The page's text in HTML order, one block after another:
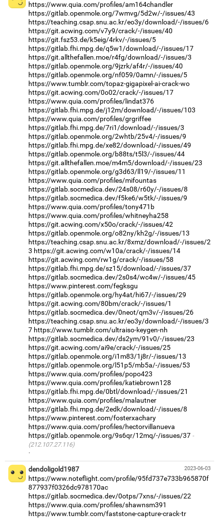
https://www.quia.com/profiles/am164chandler
https://gitlab.openmole.org/7wmvg/5d2w/-/issues/43
https://teaching.csap.snu.ac.kr/eo3y/download/-/issues/6
https://git.acwing.com/v7y9/crack/-/issues/40
https://git.fsz53.de/k5eig/4rkv/-/issues/5
https://gitlab.fhi.mpg.de/q5w1/download/-/issues/17
https://git.allthefallen.moe/r4fg/download/-/issues/3
https://gitlab.openmole.org/9jzrk/af4r/-/issues/40
https://gitlab.openmole.org/nf059/0amn/-/issues/5
https://www.tumblr.com/topaz-gigapixel-ai-crack-wo
https://git.acwing.com/0o02/crack/-/issues/17
https://www.quia.com/profiles/lindat376
https://gitlab.fhi.mpg.de/j12m/download/-/issues/103
https://www.quia.com/profiles/grgriffee
https://gitlab.fhi.mpg.de/7ri1/download/-/issues/3
https://gitlab.openmole.org/2whtb/25v4/-/issues/9
https://gitlab.fhi.mpg.de/xe82/download/-/issues/49
https://gitlab.openmole.org/b88ts/t5l3/-/issues/44
https://git.allthefallen.moe/m4m5/download/-/issues/23
https://gitlab.openmole.org/g3d63/ll19/-/issues/11
https://www.quia.com/profiles/mifountas
https://gitlab.socmedica.dev/24s08/r60y/-/issues/8
https://gitlab.socmedica.dev/f5ke6/w5tk/-/issues/9
https://www.quia.com/profiles/tony471b
https://www.quia.com/profiles/whitneyha258
https://git.acwing.com/x50o/crack/-/issues/42
https://gitlab.openmole.org/o82ny/kh2g/-/issues/13
https://teaching.csap.snu.ac.kr/8xmz/download/-/issues/2
3 https://git.acwing.com/w10a/crack/-/issues/14
https://git.acwing.com/rw1g/crack/-/issues/58
https://gitlab.fhi.mpg.de/sz15/download/-/issues/37
https://gitlab.socmedica.dev/2s0s4/wc4w/-/issues/45
https://www.pinterest.com/fegksgu
https://gitlab.openmole.org/hy4at/hi67/-/issues/29
https://git.acwing.com/80bm/crack/-/issues/1
https://gitlab.socmedica.dev/0neot/qm3v/-/issues/26
https://teaching.csap.snu.ac.kr/eo3y/download/-/issues/3
7 https://www.tumblr.com/ultraiso-keygen-nh
https://gitlab.socmedica.dev/ds2ym/91v0/-/issues/23
https://git.acwing.com/ai9e/crack/-/issues/25
https://gitlab.openmole.org/i1m83/1j8r/-/issues/13
https://gitlab.openmole.org/l51p5/mb5a/-/issues/53
https://www.quia.com/profiles/popo423
https://www.quia.com/profiles/katiebrown128
https://gitlab.fhi.mpg.de/0btl/download/-/issues/21
https://www.quia.com/profiles/malautner
https://gitlab.fhi.mpg.de/2edk/download/-/issues/8
https://www.pinterest.com/fosterxachary
https://www.quia.com/profiles/hectorvillanueva
https://gitlab.openmole.org/9s6qr/12mq/-/issues/37
(212.107.27.116)
·
2023-06-03
dendoligold1987
https://www.noteflight.com/profile/95fd737e733b965870f
877937f0326dc978170ac
https://gitlab.socmedica.dev/0otps/7xns/-/issues/22
https://www.quia.com/profiles/shawnsm391
https://www.tumblr.com/faststone-capture-crack-tr